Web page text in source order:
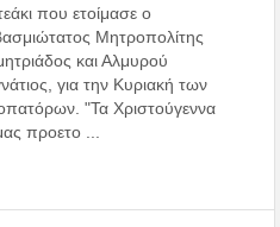
που ετοίμασε ο
Μητροπολίτης
και Αλμυρού
για την Κυριακή των
"Τα Χριστούγεννα
προετο ...